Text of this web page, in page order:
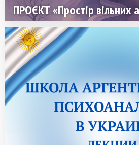
ПРОЄКТ «Простір вільних